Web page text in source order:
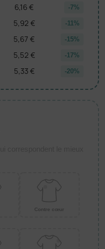
6,16 € -7%
5,92 € -11%
5,67 € -15%
5,52 € -17%
5,33 € -20%
Contre cœur